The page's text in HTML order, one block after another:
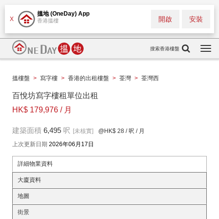
X
搵地 (OneDay) App
香港搵樓 安裝
開啟
搜索香港樓盤
搵樓盤 > 寫字樓 > 香港的出租樓盤 > 荃灣 > 荃灣西
百悅坊寫字樓租單位出租
HK$ 179,976 / 月
建築面積 6,495 呎 [未核實] @HK$ 28 / 呎 / 月
上次更新日期 2026年06月17日
詳細物業資料
大廈資料
地圖
街景